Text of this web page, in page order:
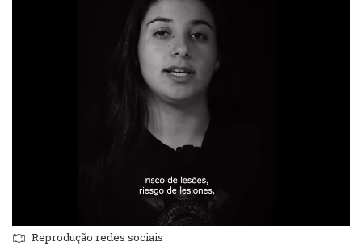
Reprodução redes sociais